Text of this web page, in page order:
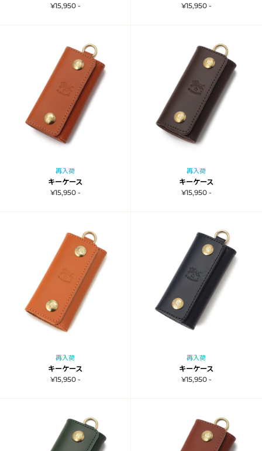
¥15,950 -
¥15,950 -
再入荷
キーケース
¥15,950 -
再入荷
キーケース
¥15,950 -
再入荷
キーケース
¥15,950 -
再入荷
キーケース
¥15,950 -